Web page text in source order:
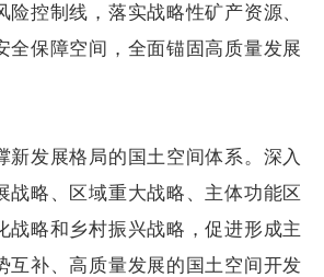
险控制线，落实战略性矿产资源、
全保障空间，全面锚固高质量发展
发展格局的国土空间体系。深入
战略、区域重大战略、主体功能区
战略和乡村振兴战略，促进形成主
互补、高质量发展的国土空间开发